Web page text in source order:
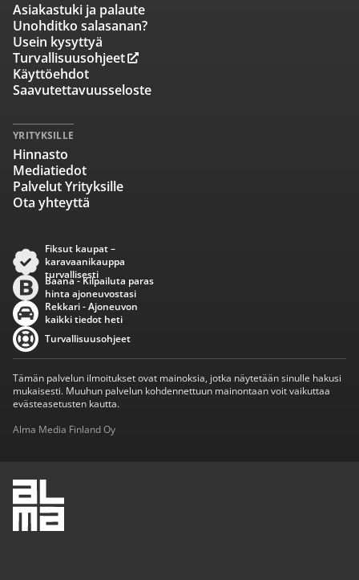
Asiakastuki ja palaute
Unohditko salasanan?
Usein kysyttyä
Turvallisuusohjeet
Käyttöehdot
Saavutettavuusseloste
YRITYKSILLE
Hinnasto
Mediatiedot
Palvelut Yrityksille
Ota yhteyttä
Fiksut kaupat –
karavaanikauppa
turvallisesti
Baana - Kilpailuta paras
hinta ajoneuvostasi
Rekkari - Ajoneuvon
kaikki tiedot heti
Turvallisuusohjeet
Tämän palvelun ilmoitukset ovat mainoksia, jotka näytetään sinulle hakusi
mukaisesti. Muuhun palvelun kohdennettuun mainontaan voit vaikuttaa
evästeasetusten kautta.
Alma Media Finland Oy